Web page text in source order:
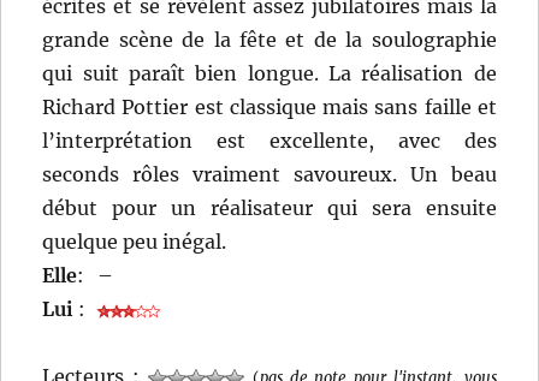
écrites et se révèlent assez jubilatoires mais la
grande scène de la fête et de la soulographie
qui suit paraît bien longue. La réalisation de
Richard Pottier est classique mais sans faille et
l’interprétation est excellente, avec des
seconds rôles vraiment savoureux. Un beau
début pour un réalisateur qui sera ensuite
quelque peu inégal.
Elle:
–
Lui :